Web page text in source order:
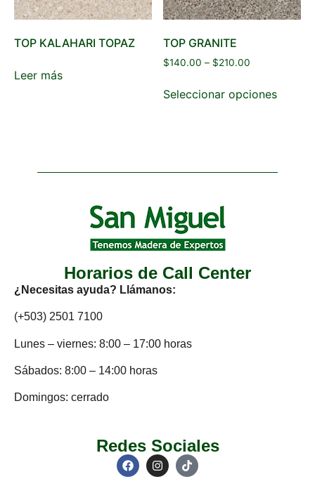
TOP KALAHARI TOPAZ
Leer más
TOP GRANITE
$140.00 – $210.00
Seleccionar opciones
Horarios de Call Center
¿Necesitas ayuda? Llámanos:
(+503) 2501 7100
Lunes – viernes: 8:00 – 17:00 horas
Sábados: 8:00 – 14:00 horas
Domingos: cerrado
Redes Sociales